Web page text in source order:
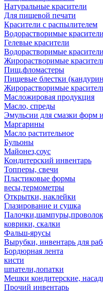
Натуральные красители
Для пищевой печати
Красители с распылителем
Водорастворимые
Гелевые красители
Водорастворимые
Жирорастворимые
Пищ.фломастеры
Пищевые блестки
Жирорастворимые
Масложировая продукция
Масло, спреды
Эмульсии для смазки форм
Маргарины
Масло растительное
Бульоны
Майонез,соус
Кондитерский инвентарь
Топперы, свечи
Пластиковые формы
весы,термометры
Открытки, наклейки
Глазирование и сушка
коврики, скалки
Фальш-ярусы
Вырубки, инвентарь для
Бордюрная лента
кисти
шпатели,лопатки
Мешки кондитерские,
Прочий инвентарь